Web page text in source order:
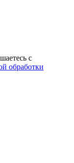
с
обработки